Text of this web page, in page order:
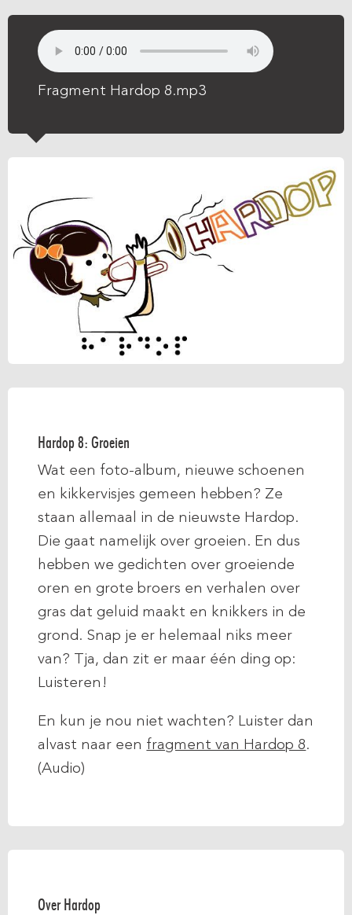
Fragment Hardop 8.mp3
Hardop 8: Groeien
Wat een foto-album, nieuwe schoenen
en kikkervisjes gemeen hebben? Ze
staan allemaal in de nieuwste Hardop.
Die gaat namelijk over groeien. En dus
hebben we gedichten over groeiende
oren en grote broers en verhalen over
gras dat geluid maakt en knikkers in de
grond. Snap je er helemaal niks meer
van? Tja, dan zit er maar één ding op:
Luisteren!
En kun je nou niet wachten? Luister dan
alvast naar een fragment van Hardop 8.
(Audio)
Over Hardop